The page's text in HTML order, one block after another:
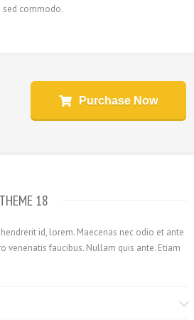
commodo.
Purchase Now
18
id, lorem. Maecenas nec odio et ante
venenatis faucibus. Nullam quis ante. Etiam